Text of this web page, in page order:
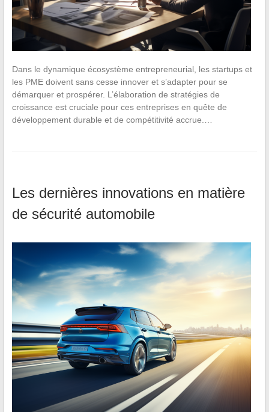
Dans le dynamique écosystème entrepreneurial, les startups et
les PME doivent sans cesse innover et s’adapter pour se
démarquer et prospérer. L’élaboration de stratégies de
croissance est cruciale pour ces entreprises en quête de
développement durable et de compétitivité accrue.…
Les dernières innovations en matière
de sécurité automobile